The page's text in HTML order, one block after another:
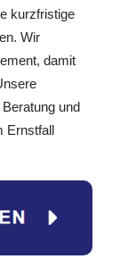
kurzfristige
Wir
damit
und
Ernstfall